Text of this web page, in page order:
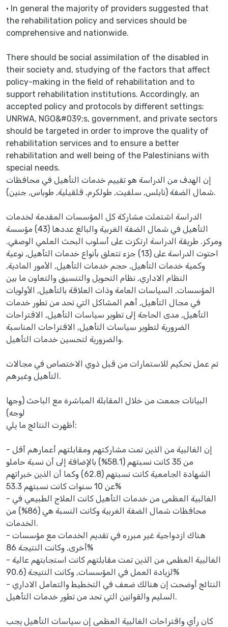
• In general the majority of providers suggested that
the rehabilitation policy and services should be
comprehensive and nationwide.
There should be social assimilation of the disabled in
their society and, studying of the factors that affect
policy-making in the field of rehabilitation and to
support rehabilitation institutions. Accordingly, an
accepted policy and protocols by different settings:
UNRWA, NGO&#039;s, government, and private sectors
should be targeted in order to improve the quality of
rehabilitation services and to ensure a better
rehabilitation and well being of the Palestinians with
special needs.
إن الهدف من الدراسة هو تقييم خدمات التأهيل في محافظات
شمال الضفة (نابلس, سلفيت, طولكرم, قلقيلية, طوباس, جنين).
الدراسة اشتملت مشاركة كل المؤسسات المقدمة لخدمات
التأهيل في شمال الضفة الغربية والبالغ عددها (43) مؤسسة
ومركز. طريقة الدراسة ارتكزت على أسلوب البحث العلمي الوصفي.
احتوت الدراسة على (13) جزء تتعلق بأنواع خدمات التأهيل, نوعية
وكمية خدمات التأهيل, حجم خدمات التأهيل, الأمور المادية,
النظام الاداري, نظام التحويل والتنسيق والتعاون ما بين
المؤسسات, السياسات العامة وذات العلاقة بالتأهيل, الأولويات
في مجال التأهيل, أهم المشاكل التي تحد من تطور خدمات
التأهيل, مدى الحاجة إلى تطوير سياسات التأهيل, الاقتراحات
الضرورية لتطوير سياسات التأهيل, الاقتراحات المناسبة
والضرورية لتحسين خدمات التأهيل.
تم عمل تحكيم للاستمارات من قبل ذوي الاختصاص في مجالات
التأهيل وغيرهم.
البيانات جمعت من خلال المقابلة المباشرة مع الباحث (وجها
لوجه)
أظهرت النتائج ما يلي:
- إن الغالبية من الذين تمت مشاركتهم ومقابلتهم أعمارهم أقل
من 35 كانت نسبتهم (58.1%) بالإضافة إلى أن نسبة حاملو
الشهادة الجامعية كانت نسبتهم (62.8) وكما أن الذين خبراتهم
عن 10 سنوات كانت نسبتهم 53.3%
- الغالبية العظمى من خدمات التأهيل كانت العلاج الطبيعي في
محافظات شمال الضفة الغربية وكانت النسبة هي (86%) من
الخدمات.
- هناك ازدواجية غير مبرره في تقديم الخدمات مع مؤسسات
أخرى, وكانت النتيجة 86%
- الغالبية العظمى من الذين تمت مقابلتهم كانت استجابتهم عالية
لزيادة العمل في المؤسسات, وكانت النتيجة (90.6%
- النتائج أوضحت إن هنالك ضعف في التخطيط والتعامل الاداري
السليم والقوانين التي تحد من تطور خدمات التأهيل.
كان رأي واقتراحات الغالبية العظمى إن سياسات التأهيل يجب